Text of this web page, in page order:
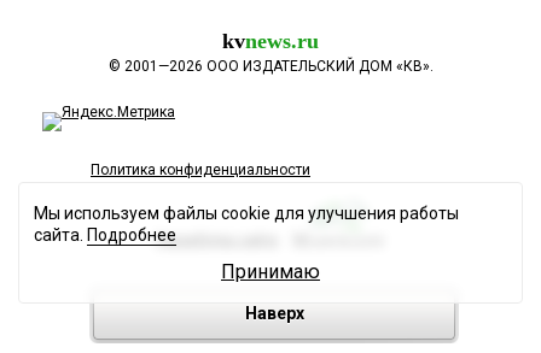
kvnews.ru
© 2001—2026 ООО ИЗДАТЕЛЬСКИЙ ДОМ «КВ».
Политика конфиденциальности
Разработка сайта
Наверх
Мы используем файлы cookie для улучшения работы
сайта. Подробнее
Принимаю